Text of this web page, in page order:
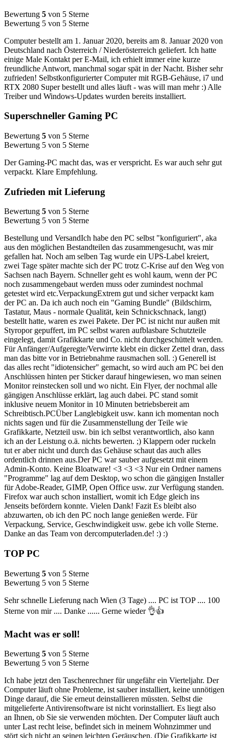
Bewertung 5 von 5 Sterne
Bewertung 5 von 5 Sterne
Computer bestellt am 1. Januar 2020, bereits am 8. Januar 2020 von
Deutschland nach Österreich / Niederösterreich geliefert. Ich hatte
einige Male Kontakt per E-Mail, ich erhielt immer eine kurze
freundliche Antwort, manchmal sogar spät in der Nacht. Bisher sehr
zufrieden! Selbstkonfigurierter Computer mit RGB-Gehäuse, i7 und
RTX 2080 Super bestellt und alles läuft - was will man mehr :) Alle
Treiber und Windows-Updates wurden bereits installiert.
Superschneller Gaming PC
Bewertung 5 von 5 Sterne
Bewertung 5 von 5 Sterne
Der Gaming-PC macht das, was er verspricht. Es war auch sehr gut
verpackt. Klare Empfehlung.
Zufrieden mit Lieferung
Bewertung 5 von 5 Sterne
Bewertung 5 von 5 Sterne
Bestellung und VersandIch habe den PC selbst "konfiguriert", aka
aus den möglichen Bestandteilen das zusammengesucht, was mir
gefallen hat. Noch am selben Tag wurde ein UPS-Label kreiert,
zwei Tage später machte sich der PC trotz C-Krise auf den Weg von
Sachsen nach Bayern. Schneller geht es wohl kaum, wenn der PC
noch zusammengebaut werden muss oder zumindest nochmal
getestet wird etc.VerpackungExtrem gut und sicher verpackt kam
der PC an. Da ich auch noch ein "Gaming Bundle" (Bildschirm,
Tastatur, Maus - normale Qualität, kein Schnickschnack, langt)
bestellt hatte, waren es zwei Pakete. Der PC ist nicht nur außen mit
Styropor gepuffert, im PC selbst waren aufblasbare Schutzteile
eingelegt, damit Grafikkarte und Co. nicht durchgeschüttelt werden.
Für Anfänger/Aufgeregte/Verwirrte klebt ein dicker Zettel dran, dass
man das bitte vor in Betriebnahme rausmachen soll. :) Generell ist
das alles recht "idiotensicher" gemacht, so wird auch am PC bei den
Anschlüssen hinten per Sticker darauf hingewiesen, wo man seinen
Monitor reinstecken soll und wo nicht. Ein Flyer, der nochmal alle
gängigen Anschlüsse erklärt, lag auch dabei. PC stand somit
inklusive neuem Monitor in 10 Minuten betriebsbereit am
Schreibtisch.PCÜber Langlebigkeit usw. kann ich momentan noch
nichts sagen und für die Zusammenstellung der Teile wie
Grafikkarte, Netzteil usw. bin ich selbst verantwortlich, also kann
ich an der Leistung o.ä. nichts bewerten. ;) Klappern oder ruckeln
tut er aber nicht und durch das Gehäuse schaut das auch alles
ordentlich drinnen aus.Der PC war sauber aufgesetzt mit einem
Admin-Konto. Keine Bloatware! <3 <3 <3 Nur ein Ordner namens
"Programme" lag auf dem Desktop, wo schon die gängigen Installer
für Adobe-Reader, GIMP, Open Office usw. zur Verfügung standen.
Firefox war auch schon installiert, womit ich Edge gleich ins
Jenseits befördern konnte. Vielen Dank! Fazit Es bleibt also
abzuwarten, ob ich den PC noch lange genießen werde. Für
Verpackung, Service, Geschwindigkeit usw. gebe ich volle Sterne.
Danke an das Team von dercomputerladen.de! :) :)
TOP PC
Bewertung 5 von 5 Sterne
Bewertung 5 von 5 Sterne
Sehr schnelle Lieferung nach Wien (3 Tage) .... PC ist TOP .... 100
Sterne von mir .... Danke ...... Gerne wieder 👌👍
Macht was er soll!
Bewertung 5 von 5 Sterne
Bewertung 5 von 5 Sterne
Ich habe jetzt den Taschenrechner für ungefähr ein Vierteljahr. Der
Computer läuft ohne Probleme, ist sauber installiert, keine unnötigen
Dinge darauf, die Sie erneut deinstallieren müssten. Selbst die
mitgelieferte Antivirensoftware ist nicht vorinstalliert. Es liegt also
an Ihnen, ob Sie sie verwenden möchten. Der Computer läuft auch
unter Last recht leise, befindet sich in meinem Wohnzimmer und
stört sich nicht an seinen leichten Geräuschen. (Die Grafikkarte ist